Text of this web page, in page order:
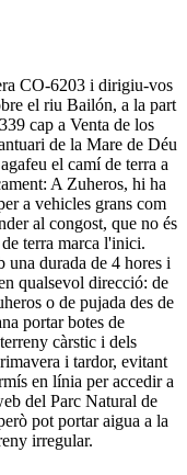
CO-6203 i dirigiu-vos
el riu Bailón, a la part
cap a Venta de los
de la Mare de Déu
el camí de terra a
A Zuheros, hi ha
a vehicles grans com
al congost, que no és
terra marca l'inici.
una durada de 4 hores i
qualsevol direcció: de
o de pujada des de
portar botes de
càrstic i dels
i tardor, evitant
en línia per accedir a
del Parc Natural de
pot portar aigua a la
irregular.